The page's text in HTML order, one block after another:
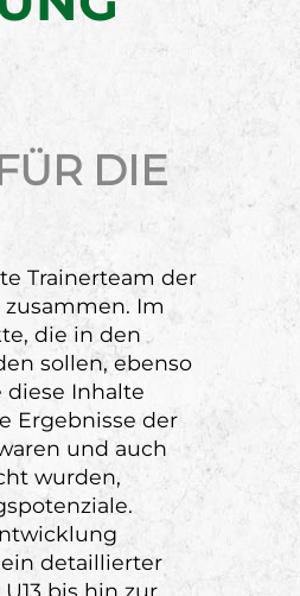
DIE
Trainerteam der
Im
die in den
sollen, ebenso
Inhalte
Ergebnisse der
und auch
wurden,
detaillierter